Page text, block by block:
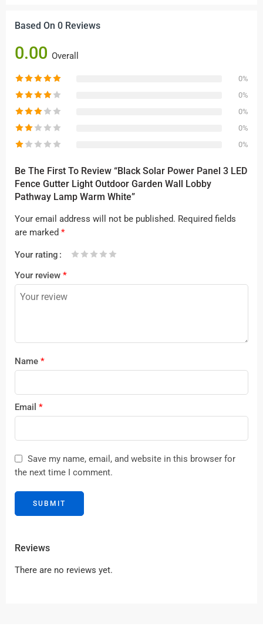
Based On 0 Reviews
0.00 Overall
0%
0%
0%
0%
0%
Be The First To Review “Black Solar Power Panel 3 LED
Fence Gutter Light Outdoor Garden Wall Lobby
Pathway Lamp Warm White”
Your email address will not be published. Required fields
are marked *
Your rating
Your review *
Name *
Email *
Save my name, email, and website in this browser for
the next time I comment.
Reviews
There are no reviews yet.